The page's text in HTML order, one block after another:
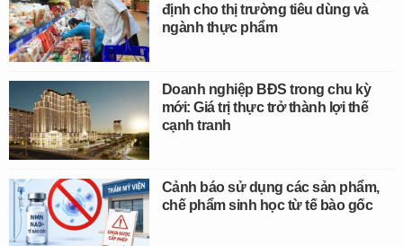
định cho thị trường tiêu dùng và
ngành thực phẩm
Doanh nghiệp BĐS trong chu kỳ
mới: Giá trị thực trở thành lợi thế
cạnh tranh
Cảnh báo sử dụng các sản phẩm,
chế phẩm sinh học từ tế bào gốc